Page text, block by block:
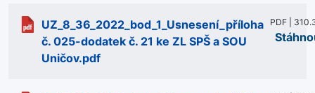
UZ_8_36_2022_bod_1_Usnesení_příloha
č. 025-dodatek č. 21 ke ZL SPŠ a SOU
Uničov.pdf
PDF |